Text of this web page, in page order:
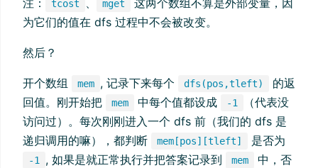
注： tcost 、 mget
这两个数组不算是外部变量，因
为它们的值在 dfs 过程中不会被改变。
然后？
开个数组 mem , 记录下来每个 dfs(pos,tleft)
的返
回值。刚开始把
mem 中每个值都设成 -1
（代表没
访问过）。每次刚刚进入一个 dfs 前（我们的 dfs 是
递归调用的嘛），都判断
mem[pos][tleft] 是否为
-1 , 如果是就正常执行并把答案记录到 mem
中，否